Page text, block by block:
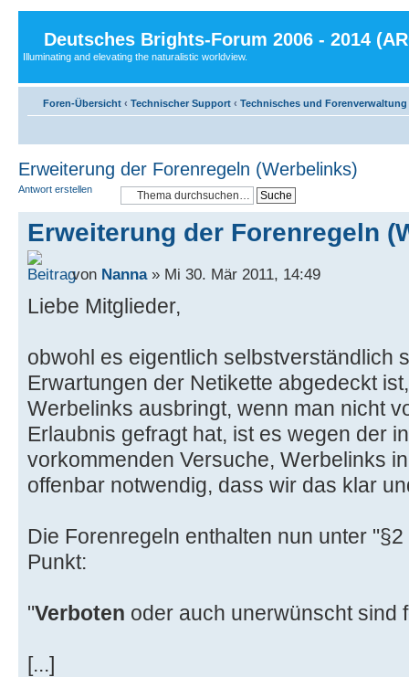
Deutsches Brights-Forum 2006 - 2014
Illuminating and elevating the naturalistic worldview.
Foren-Übersicht ‹ Technischer Support ‹ Technisches und Forenverwaltung
Erweiterung der Forenregeln (Werbelinks)
Antwort erstellen
Erweiterung der Forenregeln
von Nanna» Mi 30. Mär 2011, 14:49
Liebe Mitglieder,
obwohl es eigentlich selbstverständlich
Erwartungen der Netikette abgedeckt
Werbelinks ausbringt, wenn man nicht
Erlaubnis gefragt hat, ist es wegen der
vorkommenden Versuche, Werbelinks
offenbar notwendig, dass wir das klar
Die Forenregeln enthalten nun unter
Punkt:
"Verboten oder auch unerwünscht sind
[...]